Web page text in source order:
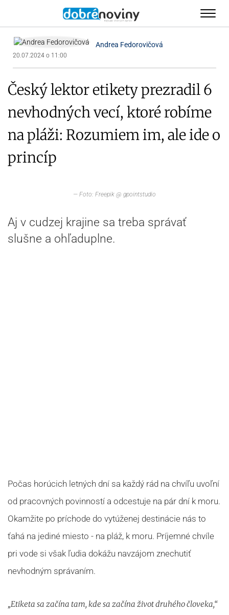
Andrea Fedorovičová
20.07.2024 o 11:00
Český lektor etikety prezradil 6
nevhodných vecí, ktoré robíme
na pláži: Rozumiem im, ale ide o
princíp
— Foto: Freepik @ gpointstudio
Aj v cudzej krajine sa treba správať
slušne a ohľaduplne.
Počas horúcich letných dní sa každý rád na chvíľu uvoľní
od pracovných povinností a odcestuje na pár dní k moru.
Okamžite po príchode do vytúženej destinácie nás to
ťahá na jediné miesto - na pláž, k moru. Príjemné chvíle
pri vode si však ľudia dokážu navzájom znechutiť
nevhodným správaním.
„Etiketa sa začína tam, kde sa začína život druhého človeka,“